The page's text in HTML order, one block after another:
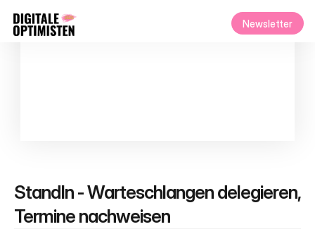
Newsletter
StandIn - Warteschlangen delegieren,
Termine nachweisen